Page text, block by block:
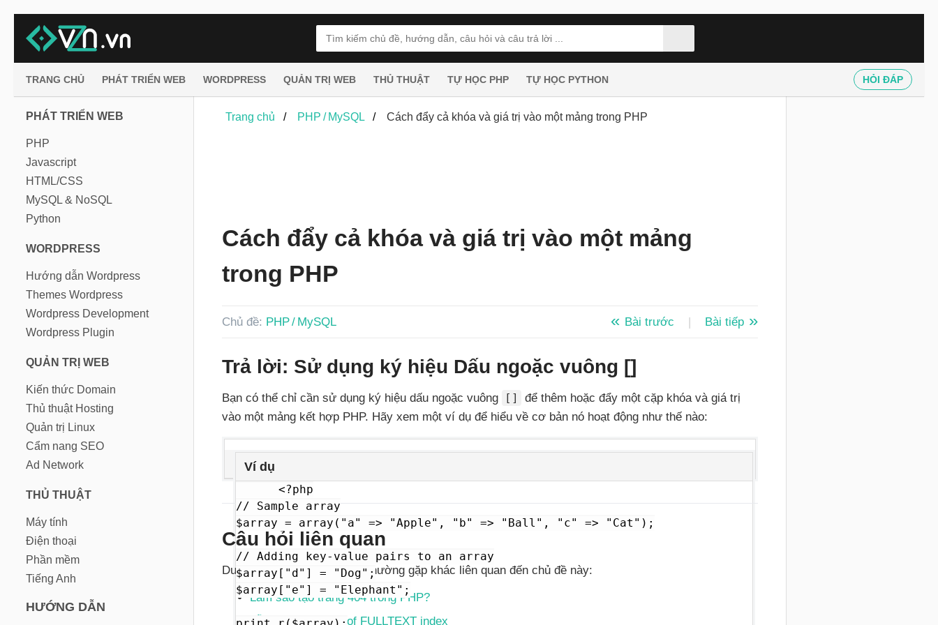
TRANG CHỦ PHÁT TRIỂN WEB WORDPRESS QUẢN TRỊ WEB THỦ THUẬT TỰ HỌC PHP TỰ HỌC PYTHON HỎI ĐÁP
PHÁT TRIỂN WEB
PHP
Javascript
HTML/CSS
MySQL & NoSQL
Python
WORDPRESS
Hướng dẫn Wordpress
Themes Wordpress
Wordpress Development
Wordpress Plugin
QUẢN TRỊ WEB
Kiến thức Domain
Thủ thuật Hosting
Quản trị Linux
Cẩm nang SEO
Ad Network
THỦ THUẬT
Máy tính
Điện thoại
Phần mềm
Tiếng Anh
HƯỚNG DẪN
Trang chủ PHP / MySQL Cách đẩy cả khóa và giá trị vào một mảng trong PHP
Cách đẩy cả khóa và giá trị vào một mảng
trong PHP
Chủ đề: PHP / MySQL Bài trước | Bài tiếp
Trả lời: Sử dụng ký hiệu Dấu ngoặc vuông []
Bạn có thể chỉ cần sử dụng ký hiệu dấu ngoặc vuông []
để thêm hoặc đẩy một cặp khóa và giá trị
vào một mảng kết hợp PHP. Hãy xem một ví dụ để hiểu về cơ bản nó hoạt động như thế nào:
Ví dụ
<?php
// Sample array
$array = array("a" => "Apple", "b" => "Ball", "c" => "Cat");
// Adding key-value pairs to an array
$array["d"] = "Dog";
$array["e"] = "Elephant";
Câu hỏi liên quan
Dưới đây là một số câu hỏi thường gặp khác liên quan đến chủ đề này:
Làm sao tạo trang 404 trong PHP?
Lỗi cannot be part of FULLTEXT index